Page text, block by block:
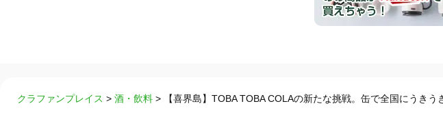
クラファンプレイス > 酒・飲料 > 【喜界島】TOBA TOBA COLAの新たな挑戦。缶で全国にうきう